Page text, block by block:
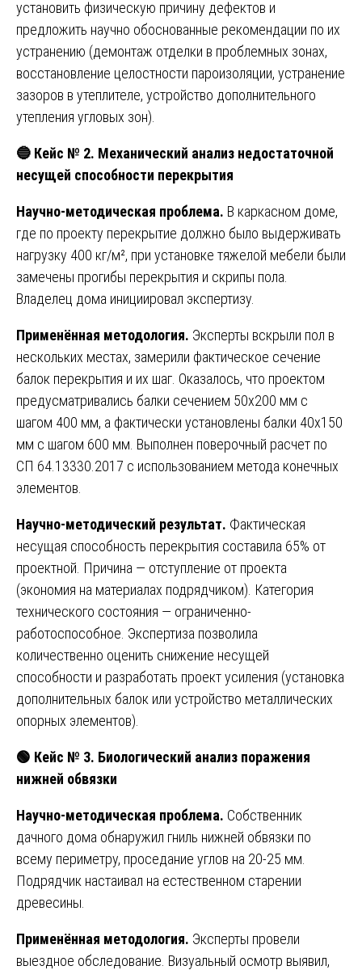
установить физическую причину дефектов и
предложить научно обоснованные рекомендации по их
устранению (демонтаж отделки в проблемных зонах,
восстановление целостности пароизоляции, устранение
зазоров в утеплителе, устройство дополнительного
утепления угловых зон).
🔵 Кейс № 2. Механический анализ недостаточной
несущей способности перекрытия
Научно-методическая проблема. В каркасном доме,
где по проекту перекрытие должно было выдерживать
нагрузку 400 кг/м², при установке тяжелой мебели были
замечены прогибы перекрытия и скрипы пола.
Владелец дома инициировал экспертизу.
Применённая методология. Эксперты вскрыли пол в
нескольких местах, замерили фактическое сечение
балок перекрытия и их шаг. Оказалось, что проектом
предусматривались балки сечением 50х200 мм с
шагом 400 мм, а фактически установлены балки 40х150
мм с шагом 600 мм. Выполнен поверочный расчет по
СП 64.13330.2017 с использованием метода конечных
элементов.
Научно-методический результат. Фактическая
несущая способность перекрытия составила 65% от
проектной. Причина — отступление от проекта
(экономия на материалах подрядчиком). Категория
технического состояния — ограниченно-
работоспособное. Экспертиза позволила
количественно оценить снижение несущей
способности и разработать проект усиления (установка
дополнительных балок или устройство металлических
опорных элементов).
🟢 Кейс № 3. Биологический анализ поражения
нижней обвязки
Научно-методическая проблема. Собственник
дачного дома обнаружил гниль нижней обвязки по
всему периметру, проседание углов на 20-25 мм.
Подрядчик настаивал на естественном старении
древесины.
Применённая методология. Эксперты провели
выездное обследование. Визуальный осмотр выявил,